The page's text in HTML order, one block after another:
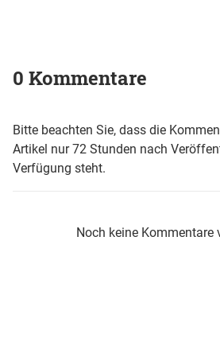
0 Kommentare
Bitte beachten Sie, dass die
Artikel nur 72 Stunden nach
Verfügung steht.
Noch keine Kommentare